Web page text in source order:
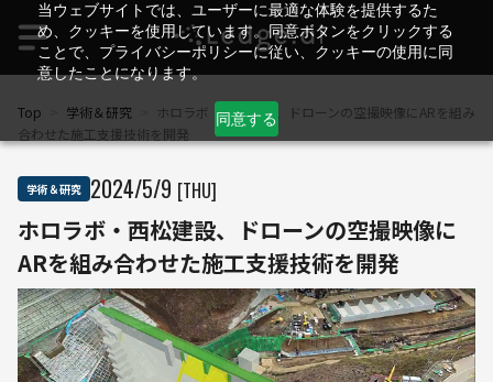
当ウェブサイトでは、ユーザーに最適な体験を提供するた
め、クッキーを使用しています。同意ボタンをクリックする
ことで、プライバシーポリシーに従い、クッキーの使用に同
意したことになります。
同意する
Top 学術＆研究
ホロラボ・西松建設、ドローンの空撮映像にARを組み
合わせた施工支援技術を開発
学術＆研究 2024/5/9 [THU]
ホロラボ・西松建設、ドローンの空撮映像に
ARを組み合わせた施工支援技術を開発